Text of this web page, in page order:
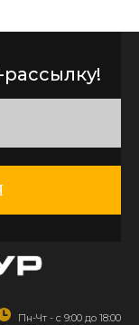
Пн-Чт - с 9:00 до 18:00